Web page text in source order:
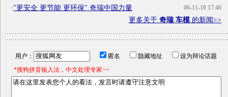
06-11-18 17:46
·"更安全 更节能 更环保" 奇瑞中国力量
更多关于 奇瑞 车模 的新闻>>
用户： 匿名 隐藏地址
设为辩论话题
*搜狗拼音输入法，中文处理专家>>